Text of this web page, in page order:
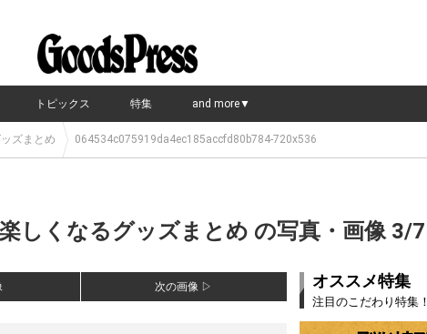
トピックス 特集 and more▼
ズまとめ 064534c075919da4ec185accfd80b784-720x536
しくなるグッズまとめ の写真・画像 3/7
次の画像 ▷ オススメ特集
注目のこだわり特集！